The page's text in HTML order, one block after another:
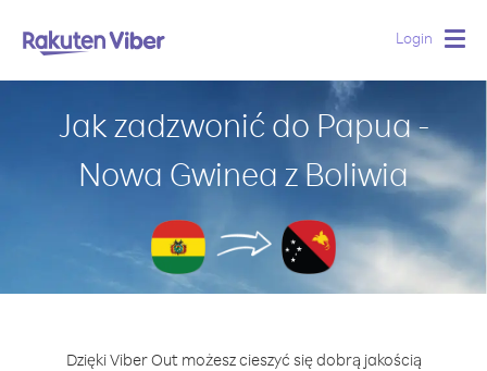
Login
Jak zadzwonić do Papua -
Nowa Gwinea z Boliwia
Dzięki Viber Out możesz cieszyć się dobrą jakością